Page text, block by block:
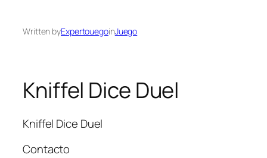
Written byExpertouegoinJuego
Kniffel Dice Duel
Kniffel Dice Duel
Contacto